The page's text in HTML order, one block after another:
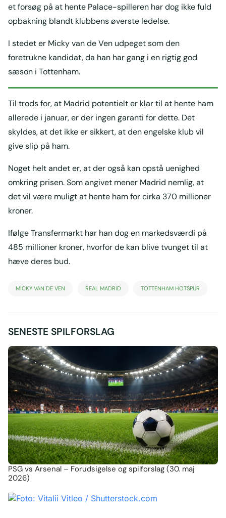
et forsøg på at hente Palace-spilleren har dog ikke fuld
opbakning blandt klubbens øverste ledelse.
I stedet er Micky van de Ven udpeget som den
foretrukne kandidat, da han har gang i en rigtig god
sæson i Tottenham.
Til trods for, at Madrid potentielt er klar til at hente ham
allerede i januar, er der ingen garanti for dette. Det
skyldes, at det ikke er sikkert, at den engelske klub vil
give slip på ham.
Noget helt andet er, at der også kan opstå uenighed
omkring prisen. Som angivet mener Madrid nemlig, at
det vil være muligt at hente ham for cirka 370 millioner
kroner.
Ifølge Transfermarkt har han dog en markedsværdi på
485 millioner kroner, hvorfor de kan blive tvunget til at
hæve deres bud.
MICKY VAN DE VEN REAL MADRID TOTTENHAM HOTSPUR
SENESTE SPILFORSLAG
PSG vs Arsenal – Forudsigelse og spilforslag (30. maj
2026)